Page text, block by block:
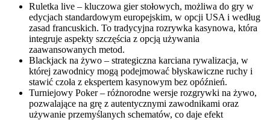
Ruletka live – kluczowa gier stołowych, możliwa do gry w
edycjach standardowym europejskim, w opcji USA i według
zasad francuskich. To tradycyjna rozrywka kasynowa, która
integruje aspekty szczęścia z opcją używania
zaawansowanych metod.
Blackjack na żywo – strategiczna karciana rywalizacja, w
której zawodnicy mogą podejmować błyskawiczne ruchy i
stawić czoła z ekspertem kasynowym bez opóźnień.
Turniejowy Poker – różnorodne wersje rozgrywki na żywo,
pozwalające na grę z autentycznymi zawodnikami oraz
używanie przemyślanych schematów, co daje efekt